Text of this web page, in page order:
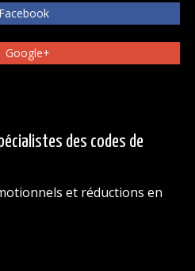
des codes de
et réductions en